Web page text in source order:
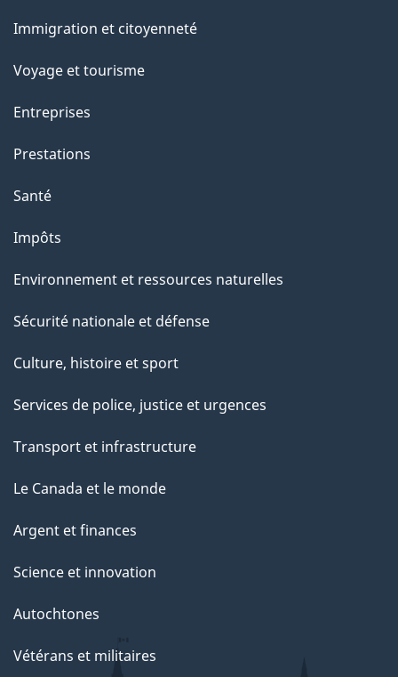
sujets
Immigration et citoyenneté
Voyage et tourisme
Entreprises
Prestations
Santé
Impôts
Environnement et ressources naturelles
Sécurité nationale et défense
Culture, histoire et sport
Services de police, justice et urgences
Transport et infrastructure
Le Canada et le monde
Argent et finances
Science et innovation
Autochtones
Vétérans et militaires